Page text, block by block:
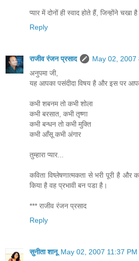
प्यार में दोनों ही स्वाद होते हैं, जिन्होंने चखा
Reply
राजीव रंजन प्रसाद
May 02, 2007
अनुपमा जी,
यह आपका पसंदीदा विषय है और इस पर
कभी शबनम तो कभी शोला
कभी बरसात, कभी तृष्णा
कभी बन्धन तो कभी मुक्ति
कभी आँसू कभी अंगार
तुम्हारा प्यार...
कविता विष्लेषणात्मकता से भरी पूरी है
किया है वह प्रभावी बन पडा है।
*** राजीव रंजन प्रसाद
Reply
सुनीता शानू May 02, 2007 11:37 PM